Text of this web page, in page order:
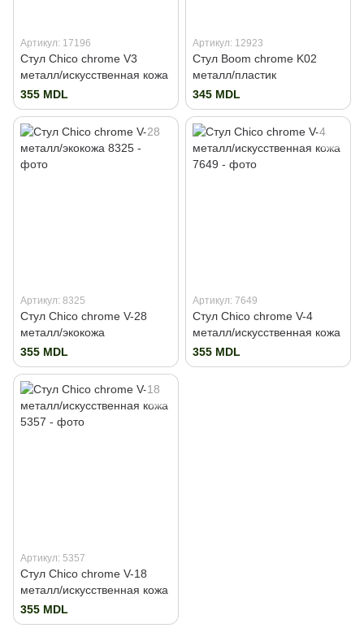
Артикул: 17196
Стул Chico chrome V3
металл/искусственная кожа
355 MDL
Артикул: 12923
Стул Boom chrome K02
металл/пластик
345 MDL
Артикул: 8325
Стул Chico chrome V-28
металл/экокожа
355 MDL
Артикул: 7649
Стул Chico chrome V-4
металл/искусственная кожа
355 MDL
Артикул: 5357
Стул Chico chrome V-18
металл/искусственная кожа
355 MDL